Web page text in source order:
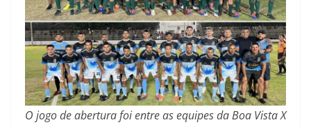
O jogo de abertura foi entre as equipes da Boa Vista X